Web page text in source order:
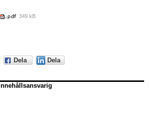
349 kB
Dela Dela
Innehållsansvarig